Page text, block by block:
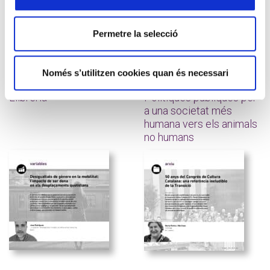
Permetre la selecció
Només s’utilitzen cookies quan és necessari
Llibreria
Connexions
Polítiques públiques per
a una societat més
humana vers els animals
no humans